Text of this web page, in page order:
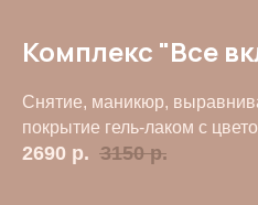
Комплекс "Все
Снятие, маникюр,
покрытие гель-лаком с
2690 р. 3150 р.